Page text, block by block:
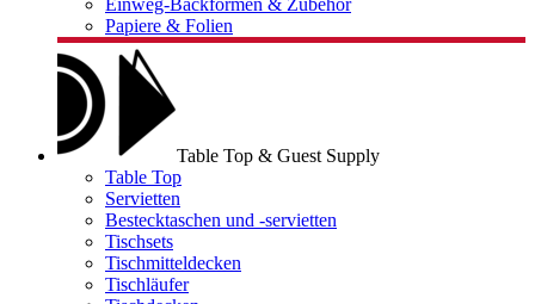
Einweg-Backformen & Zubehör
Papiere & Folien
Table Top & Guest Supply
Table Top
Servietten
Bestecktaschen und -servietten
Tischsets
Tischmitteldecken
Tischläufer